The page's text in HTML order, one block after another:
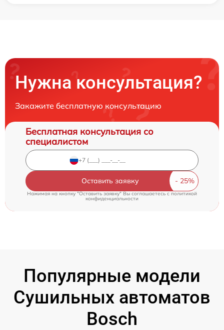
Нужна консультация?
Закажите бесплатную консультацию
Бесплатная консультация со
специалистом
Оставить заявку
Нажимая на кнопку "Оставить заявку" Вы соглашаетесь cполитикой
конфиденциальности
Популярные модели
Сушильных автоматов
Bosch